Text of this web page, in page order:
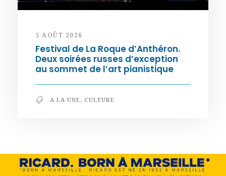
5 AOÛT 2026
Festival de La Roque d’Anthéron.
Deux soirées russes d’exception
au sommet de l’art pianistique
A LA UNE, CULTURE